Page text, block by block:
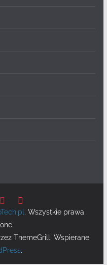
. Wszystkie prawa
ThemeGrill. Wspierane
.